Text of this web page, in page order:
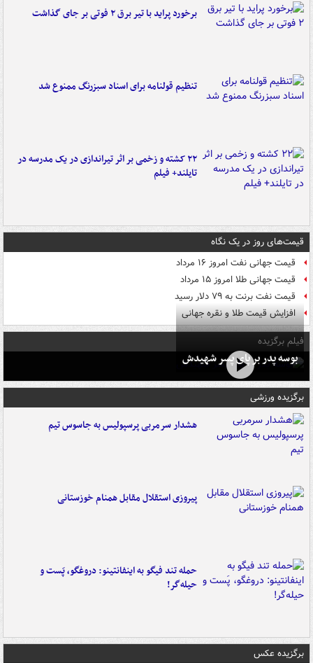
برخورد پراید با تیر برق ۲ فوتی بر جای گذاشت
تنظیم قولنامه برای اسناد سبزرنگ ممنوع شد
۲۲ کشته و زخمی بر اثر تیراندازی در یک مدرسه در
تایلند+ فیلم
قیمت‌های روز در یک نگاه
قیمت جهانی نفت امروز ۱۶ مرداد
قیمت جهانی طلا امروز ۱۵ مرداد
قیمت نفت برنت به ۷۹ دلار رسید
افزایش قیمت طلا و نقره جهانی
فیلم برگزیده
بوسه‌ پدر بر پای پسر شهیدش
برگزیده ورزشی
هشدار سرمربی پرسپولیس به جاسوس تیم
پیروزی استقلال مقابل همنام خوزستانی
حمله تند فیگو به اینفانتینو: دروغگو، پَست‌ و
حیله‌گر!
برگزیده عکس